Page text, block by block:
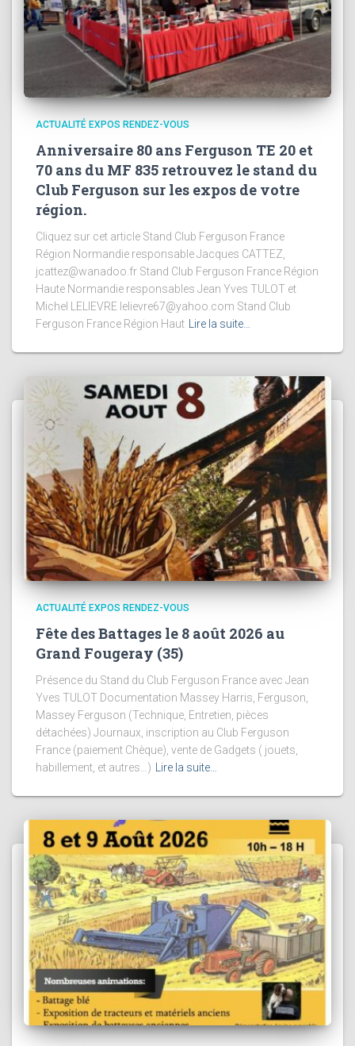
ACTUALITÉ EXPOS RENDEZ-VOUS
Anniversaire 80 ans Ferguson TE 20 et
70 ans du MF 835 retrouvez le stand du
Club Ferguson sur les expos de votre
région.
Cliquez sur cet article Stand Club Ferguson France
Région Normandie responsable Jacques CATTEZ,
jcattez@wanadoo.fr Stand Club Ferguson France Région
Haute Normandie responsables Jean Yves TULOT et
Michel LELIEVRE lelievre67@yahoo.com Stand Club
Ferguson France Région Haut
Lire la suite…
ACTUALITÉ EXPOS RENDEZ-VOUS
Fête des Battages le 8 août 2026 au
Grand Fougeray (35)
Présence du Stand du Club Ferguson France avec Jean
Yves TULOT Documentation Massey Harris, Ferguson,
Massey Ferguson (Technique, Entretien, pièces
détachées) Journaux, inscription au Club Ferguson
France (paiement Chèque), vente de Gadgets ( jouets,
habillement, et autres…) Lire la suite…